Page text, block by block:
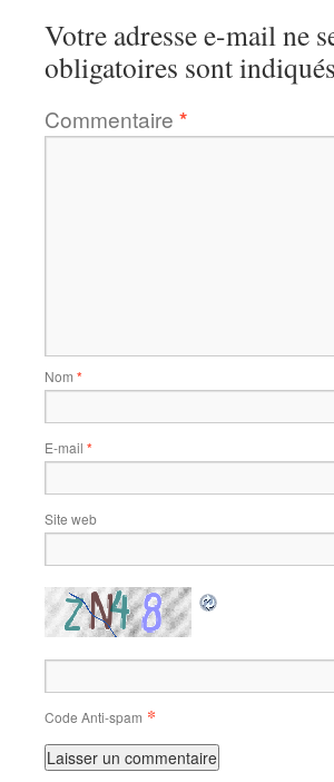
Votre adresse e-mail ne
obligatoires sont
Commentaire *
Nom *
E-mail *
Site web
Code Anti-spam *